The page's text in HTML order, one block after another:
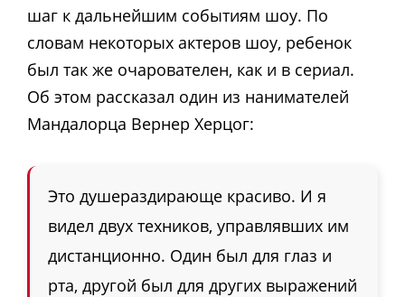
шаг к дальнейшим событиям шоу. По
словам некоторых актеров шоу, ребенок
был так же очарователен, как и в сериал.
Об этом рассказал один из нанимателей
Мандалорца Вернер Херцог:
Это душераздирающе красиво. И я
видел двух техников, управлявших им
дистанционно. Один был для глаз и
рта, другой был для других выражений